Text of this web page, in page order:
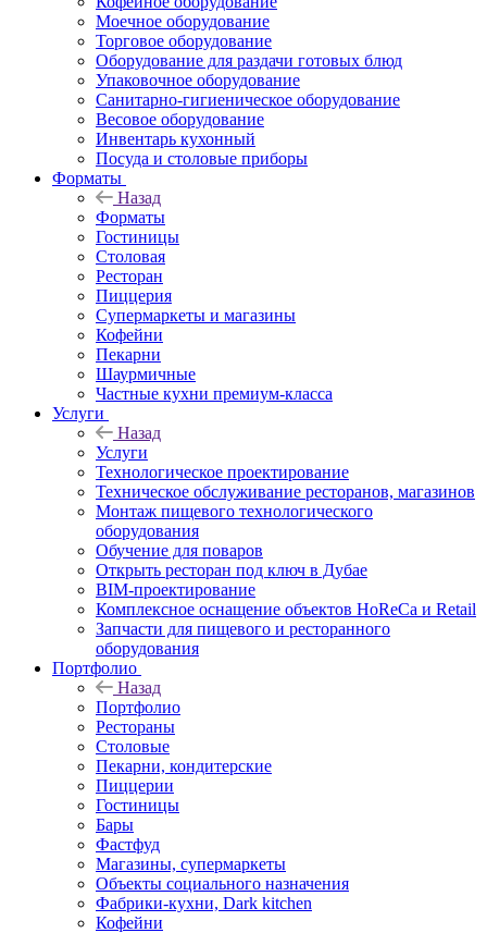
Моечное оборудование
Торговое оборудование
Оборудование для раздачи готовых блюд
Упаковочное оборудование
Санитарно-гигиеническое оборудование
Весовое оборудование
Инвентарь кухонный
Посуда и столовые приборы
Форматы
Назад
Форматы
Гостиницы
Столовая
Ресторан
Пиццерия
Супермаркеты и магазины
Кофейни
Пекарни
Шаурмичные
Частные кухни премиум-класса
Услуги
Назад
Услуги
Технологическое проектирование
Техническое обслуживание ресторанов, магазинов
Монтаж пищевого технологического
оборудования
Обучение для поваров
Открыть ресторан под ключ в Дубае
BIM-проектирование
Комплексное оснащение объектов HoReCa и Retail
Запчасти для пищевого и ресторанного
оборудования
Портфолио
Назад
Портфолио
Рестораны
Столовые
Пекарни, кондитерские
Пиццерии
Гостиницы
Бары
Фастфуд
Магазины, супермаркеты
Объекты социального назначения
Фабрики-кухни, Dark kitchen
Кофейни